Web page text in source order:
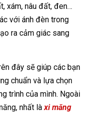
xám, nâu đất, đen…
với ánh đèn trong
ra cảm giác sang
đây sẽ giúp các bạn
chuẩn và lựa chọn
trình của mình. Ngoài
nhất làxi măng